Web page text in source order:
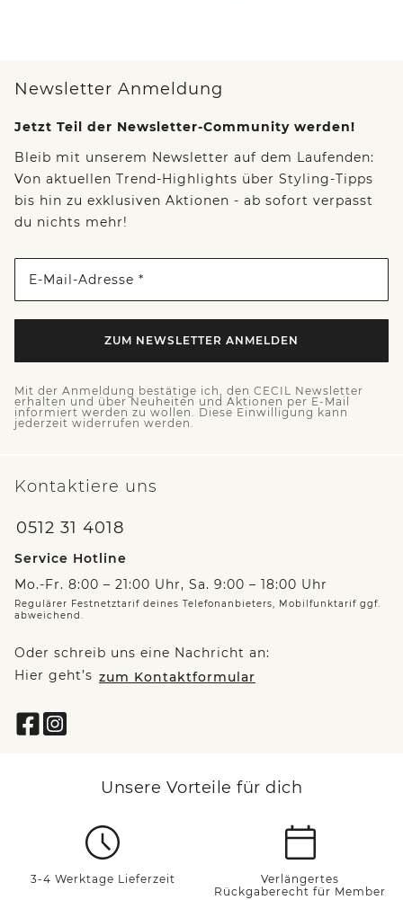
Newsletter Anmeldung
Jetzt Teil der Newsletter-Community werden!
Bleib mit unserem Newsletter auf dem Laufenden:
Von aktuellen Trend-Highlights über Styling-Tipps
bis hin zu exklusiven Aktionen - ab sofort verpasst
du nichts mehr!
E-Mail-Adresse *
ZUM NEWSLETTER ANMELDEN
Mit der Anmeldung bestätige ich, den CECIL Newsletter
erhalten und über Neuheiten und Aktionen per E-Mail
informiert werden zu wollen. Diese Einwilligung kann
jederzeit widerrufen werden.
Kontaktiere uns
0512 31 4018
Service Hotline
Mo.-Fr. 8:00 – 21:00 Uhr, Sa. 9:00 – 18:00 Uhr
Regulärer Festnetztarif deines Telefonanbieters, Mobilfunktarif ggf.
abweichend.
Oder schreib uns eine Nachricht an:
Hier geht’s zum Kontaktformular
Unsere Vorteile für dich
3-4 Werktage Lieferzeit
Verlängertes
Rückgaberecht für Member